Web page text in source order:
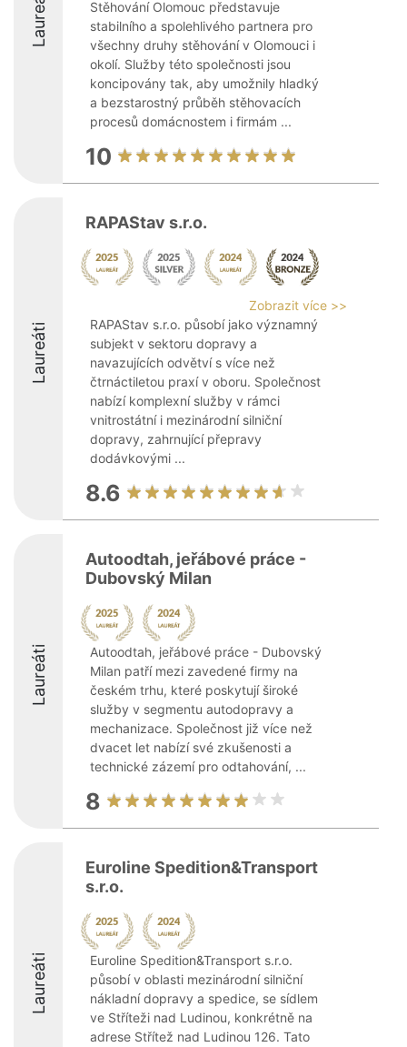
Laureáti
Stěhování Olomouc představuje
stabilního a spolehlivého partnera pro
všechny druhy stěhování v Olomouci i
okolí. Služby této společnosti jsou
koncipovány tak, aby umožnily hladký
a bezstarostný průběh stěhovacích
procesů domácnostem i firmám ...
10
Laureáti
RAPAStav s.r.o.
Zobrazit více >>
RAPAStav s.r.o. působí jako významný
subjekt v sektoru dopravy a
navazujících odvětví s více než
čtrnáctiletou praxí v oboru. Společnost
nabízí komplexní služby v rámci
vnitrostátní i mezinárodní silniční
dopravy, zahrnující přepravy
dodávkovými ...
8.6
Laureáti
Autoodtah, jeřábové práce -
Dubovský Milan
Autoodtah, jeřábové práce - Dubovský
Milan patří mezi zavedené firmy na
českém trhu, které poskytují široké
služby v segmentu autodopravy a
mechanizace. Společnost již více než
dvacet let nabízí své zkušenosti a
technické zázemí pro odtahování, ...
8
Laureáti
Euroline Spedition&Transport
s.r.o.
Euroline Spedition&Transport s.r.o.
působí v oblasti mezinárodní silniční
nákladní dopravy a spedice, se sídlem
ve Stříteži nad Ludinou, konkrétně na
adrese Střítež nad Ludinou 126. Tato